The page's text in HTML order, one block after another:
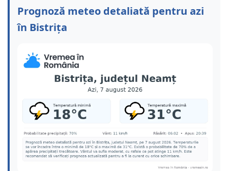
Prognoză meteo detaliată pentru azi
în Bistrița